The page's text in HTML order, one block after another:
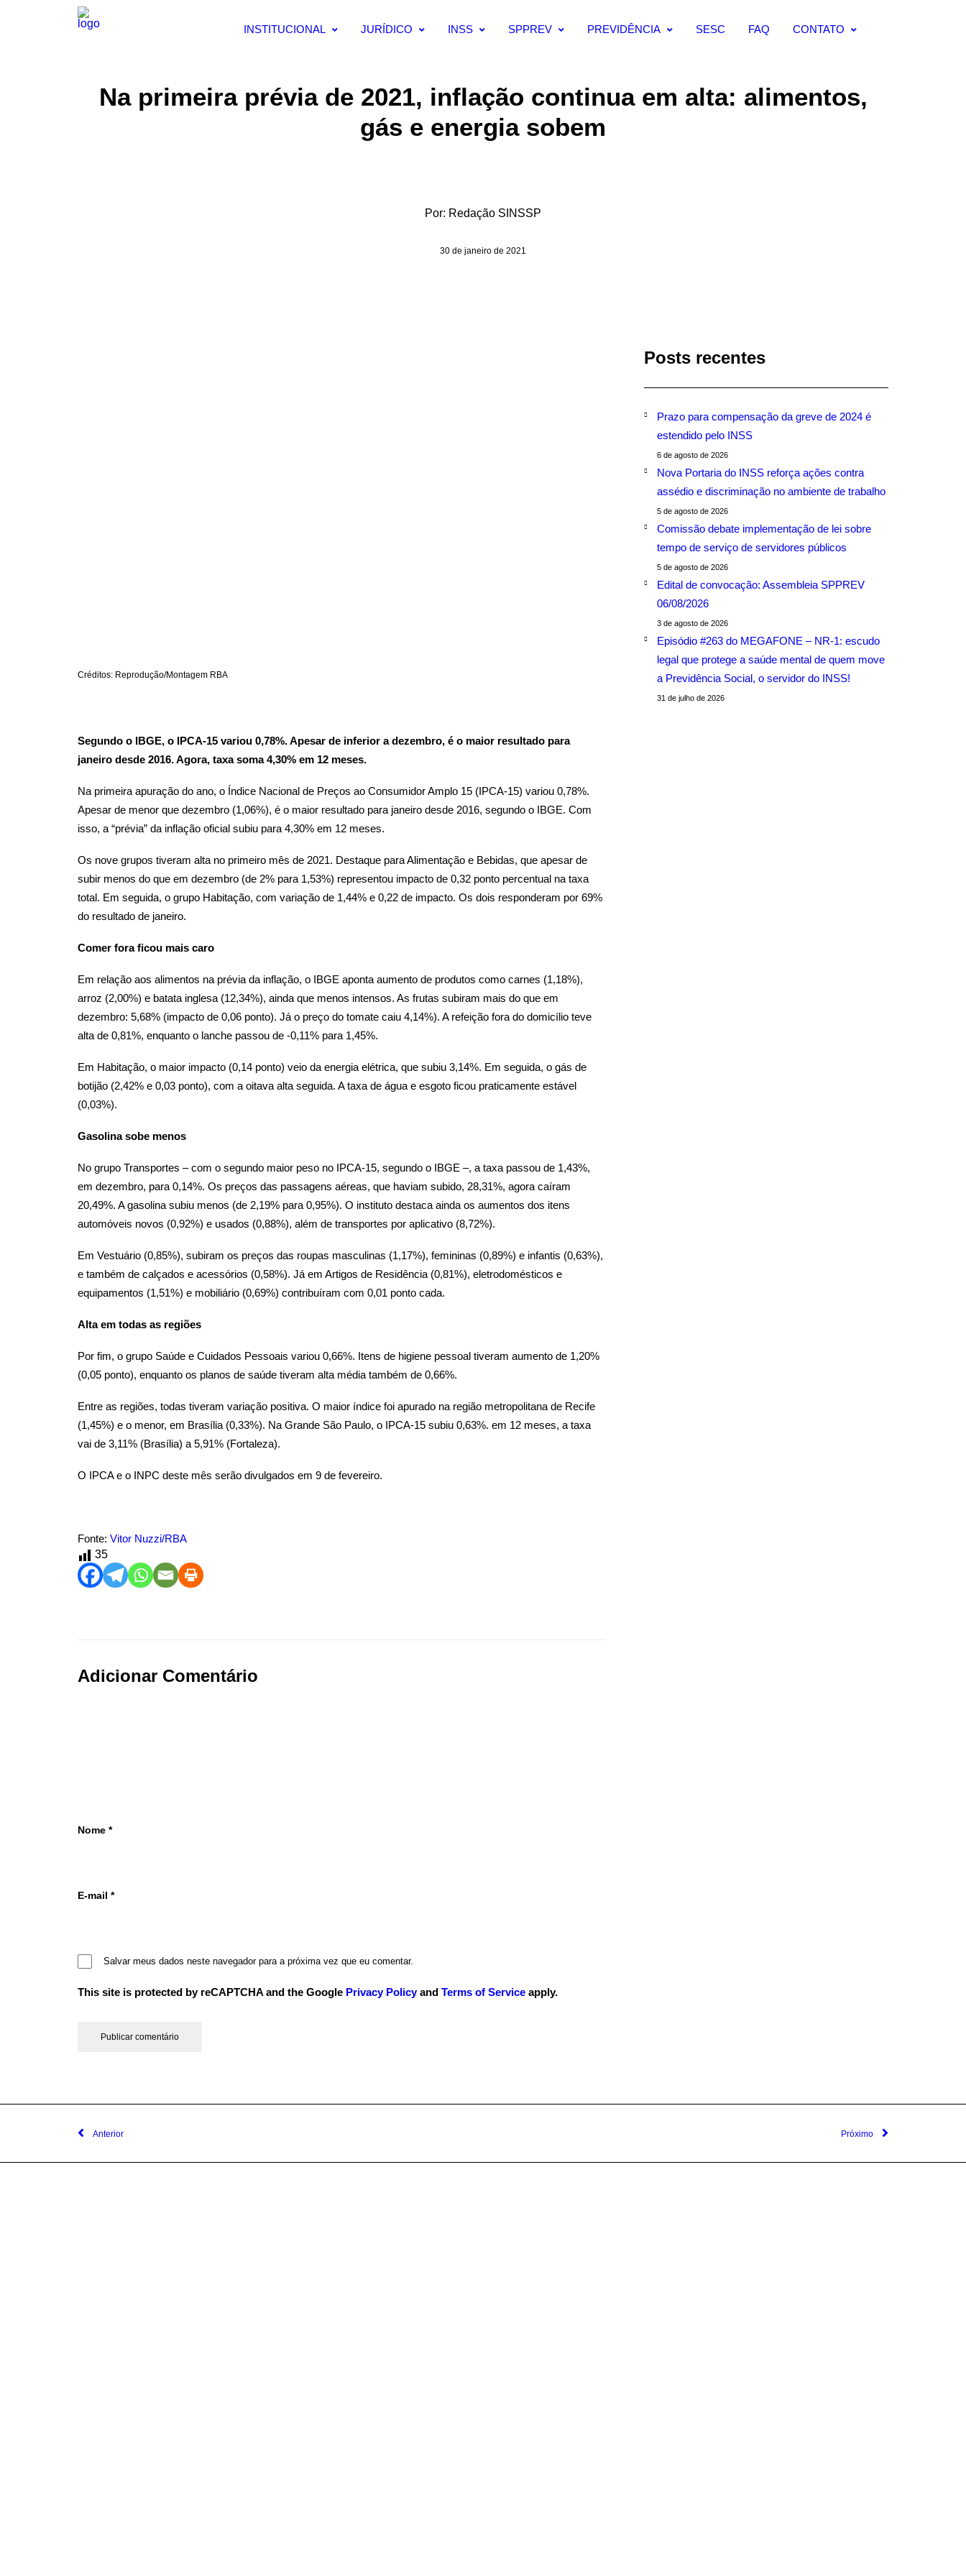
INSTITUCIONAL JURÍDICO INSS SPPREV PREVIDÊNCIA SESC FAQ CONTATO
Na primeira prévia de 2021, inflação continua em alta: alimentos,
gás e energia sobem
Por: Redação SINSSP
30 de janeiro de 2021
Créditos: Reprodução/Montagem RBA
Segundo o IBGE, o IPCA-15 variou 0,78%. Apesar de inferior a dezembro, é o maior resultado para
janeiro desde 2016. Agora, taxa soma 4,30% em 12 meses.
Na primeira apuração do ano, o Índice Nacional de Preços ao Consumidor Amplo 15 (IPCA-15) variou 0,78%.
Apesar de menor que dezembro (1,06%), é o maior resultado para janeiro desde 2016, segundo o IBGE. Com
isso, a “prévia” da inflação oficial subiu para 4,30% em 12 meses.
Os nove grupos tiveram alta no primeiro mês de 2021. Destaque para Alimentação e Bebidas, que apesar de
subir menos do que em dezembro (de 2% para 1,53%) representou impacto de 0,32 ponto percentual na taxa
total. Em seguida, o grupo Habitação, com variação de 1,44% e 0,22 de impacto. Os dois responderam por 69%
do resultado de janeiro.
Comer fora ficou mais caro
Em relação aos alimentos na prévia da inflação, o IBGE aponta aumento de produtos como carnes (1,18%),
arroz (2,00%) e batata inglesa (12,34%), ainda que menos intensos. As frutas subiram mais do que em
dezembro: 5,68% (impacto de 0,06 ponto). Já o preço do tomate caiu 4,14%). A refeição fora do domicílio teve
alta de 0,81%, enquanto o lanche passou de -0,11% para 1,45%.
Em Habitação, o maior impacto (0,14 ponto) veio da energia elétrica, que subiu 3,14%. Em seguida, o gás de
botijão (2,42% e 0,03 ponto), com a oitava alta seguida. A taxa de água e esgoto ficou praticamente estável
(0,03%).
Gasolina sobe menos
No grupo Transportes – com o segundo maior peso no IPCA-15, segundo o IBGE –, a taxa passou de 1,43%,
em dezembro, para 0,14%. Os preços das passagens aéreas, que haviam subido, 28,31%, agora caíram
20,49%. A gasolina subiu menos (de 2,19% para 0,95%). O instituto destaca ainda os aumentos dos itens
automóveis novos (0,92%) e usados (0,88%), além de transportes por aplicativo (8,72%).
Em Vestuário (0,85%), subiram os preços das roupas masculinas (1,17%), femininas (0,89%) e infantis (0,63%),
e também de calçados e acessórios (0,58%). Já em Artigos de Residência (0,81%), eletrodomésticos e
equipamentos (1,51%) e mobiliário (0,69%) contribuíram com 0,01 ponto cada.
Alta em todas as regiões
Por fim, o grupo Saúde e Cuidados Pessoais variou 0,66%. Itens de higiene pessoal tiveram aumento de 1,20%
(0,05 ponto), enquanto os planos de saúde tiveram alta média também de 0,66%.
Entre as regiões, todas tiveram variação positiva. O maior índice foi apurado na região metropolitana de Recife
(1,45%) e o menor, em Brasília (0,33%). Na Grande São Paulo, o IPCA-15 subiu 0,63%. em 12 meses, a taxa
vai de 3,11% (Brasília) a 5,91% (Fortaleza).
O IPCA e o INPC deste mês serão divulgados em 9 de fevereiro.
Fonte: Vitor Nuzzi/RBA
35
Adicionar Comentário
Nome *
E-mail *
Salvar meus dados neste navegador para a próxima vez que eu comentar.
This site is protected by reCAPTCHA and the Google Privacy Policyand Terms of Service apply.
Posts recentes
Prazo para compensação da greve de 2024 é
estendido pelo INSS
6 de agosto de 2026
Nova Portaria do INSS reforça ações contra
assédio e discriminação no ambiente de trabalho
5 de agosto de 2026
Comissão debate implementação de lei sobre
tempo de serviço de servidores públicos
5 de agosto de 2026
Edital de convocação: Assembleia SPPREV
06/08/2026
3 de agosto de 2026
Episódio #263 do MEGAFONE – NR-1: escudo
legal que protege a saúde mental de quem move
a Previdência Social, o servidor do INSS!
31 de julho de 2026
Anterior Próximo